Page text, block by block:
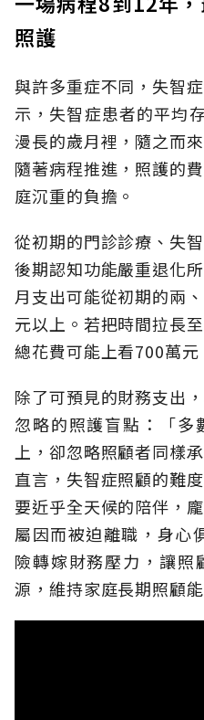
照護
與許多重症不同，失智
示，失智症患者的平均
漫長的歲月裡，隨之而
隨著病程推進，照護的
庭沉重的負擔。
從初期的門診診療、失
後期認知功能嚴重退化
月支出可能從初期的兩
元以上。若把時間拉長
總花費可能上看700萬元
除了可預見的財務支出
忽略的照護盲點：「多
上，卻忽略照顧者同樣
直言，失智症照顧的難
要近乎全天候的陪伴，
屬因而被迫離職，身心
險轉嫁財務壓力，讓照
源，維持家庭長期照顧能